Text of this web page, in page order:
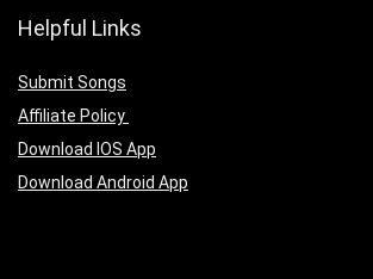
Helpful Links
Submit Songs
Affiliate Policy
Download IOS App
Download Android App